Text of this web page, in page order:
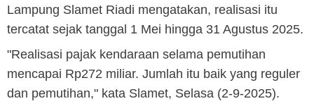
Lampung Slamet Riadi mengatakan, realisasi itu
tercatat sejak tanggal 1 Mei hingga 31 Agustus 2025.
"Realisasi pajak kendaraan selama pemutihan
mencapai Rp272 miliar. Jumlah itu baik yang reguler
dan pemutihan," kata Slamet, Selasa (2-9-2025).